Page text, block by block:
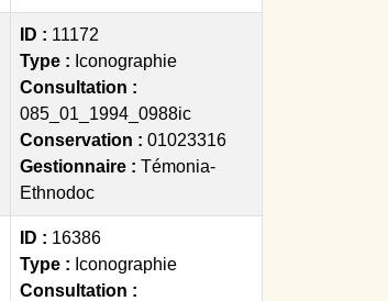
ID : 11172
Type : Iconographie
Consultation :
085_01_1994_0988ic
Conservation : 01023316
Gestionnaire : Témonia-
Ethnodoc
ID : 16386
Type : Iconographie
Consultation :